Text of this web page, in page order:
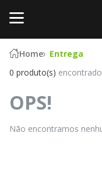
Home
Entrega
0 produto(s)
OPS!
Não encontramos